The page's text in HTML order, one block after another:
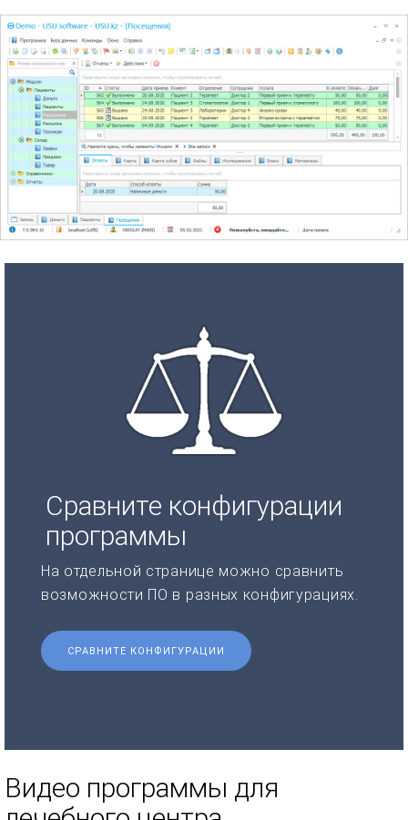
Сравните конфигурации
программы
На отдельной странице можно сравнить
возможности ПО в разных конфигурациях.
СРАВНИТЕ КОНФИГУРАЦИИ
Видео программы для